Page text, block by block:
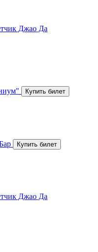
Джао Да
Джао Да